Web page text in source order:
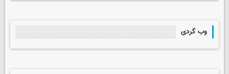
وب گردی